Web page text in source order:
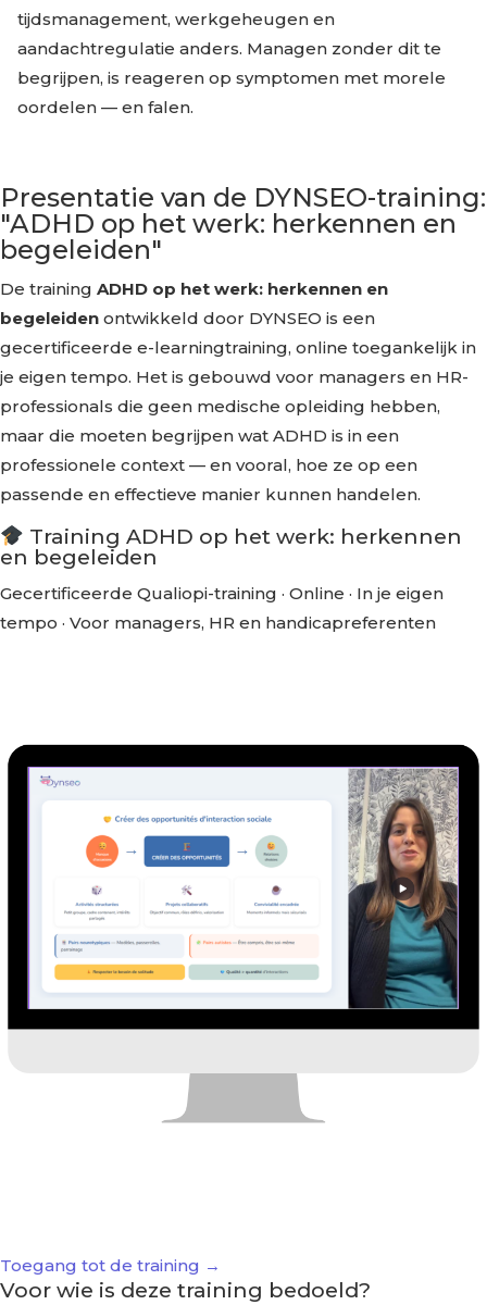
tijdsmanagement, werkgeheugen en
aandachtregulatie anders. Managen zonder dit te
begrijpen, is reageren op symptomen met morele
oordelen — en falen.
Presentatie van de DYNSEO-training:
"ADHD op het werk: herkennen en
begeleiden"
De training ADHD op het werk: herkennen en
begeleiden ontwikkeld door DYNSEO is een
gecertificeerde e-learningtraining, online toegankelijk in
je eigen tempo. Het is gebouwd voor managers en HR-
professionals die geen medische opleiding hebben,
maar die moeten begrijpen wat ADHD is in een
professionele context — en vooral, hoe ze op een
passende en effectieve manier kunnen handelen.
Training ADHD op het werk: herkennen
en begeleiden
Gecertificeerde Qualiopi-training · Online · In je eigen
tempo · Voor managers, HR en handicapreferenten
Toegang tot de training →
Voor wie is deze training bedoeld?